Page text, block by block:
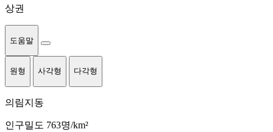
상권
도움말
원형 사각형 다각형
의림지동
인구밀도 763명/km²